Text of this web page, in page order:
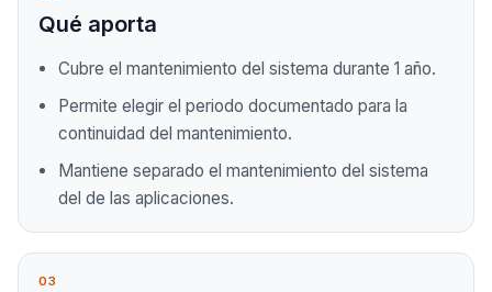
Qué aporta
Cubre el mantenimiento del sistema durante 1 año.
Permite elegir el periodo documentado para la
continuidad del mantenimiento.
Mantiene separado el mantenimiento del sistema
del de las aplicaciones.
03